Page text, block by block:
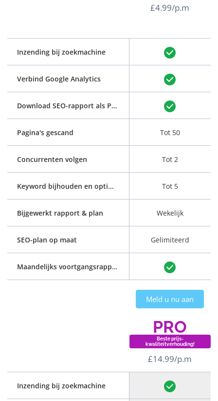
Inzending bij zoekmachine
Verbind Google Analytics
Download SEO-rapport als PDF
Pagina's gescand
Concurrenten volgen
Keyword bijhouden en optimaliseren
Bijgewerkt rapport & plan
SEO-plan op maat
Maandelijks voortgangsrapport
£4.99/p.m
Tot 50
Tot 2
Tot 5
Wekelijk
Gelimiteerd
Meld u nu aan
Inzending bij zoekmachine
PRO
Beste prijs-
kwaliteitverhouding!
£14.99/p.m